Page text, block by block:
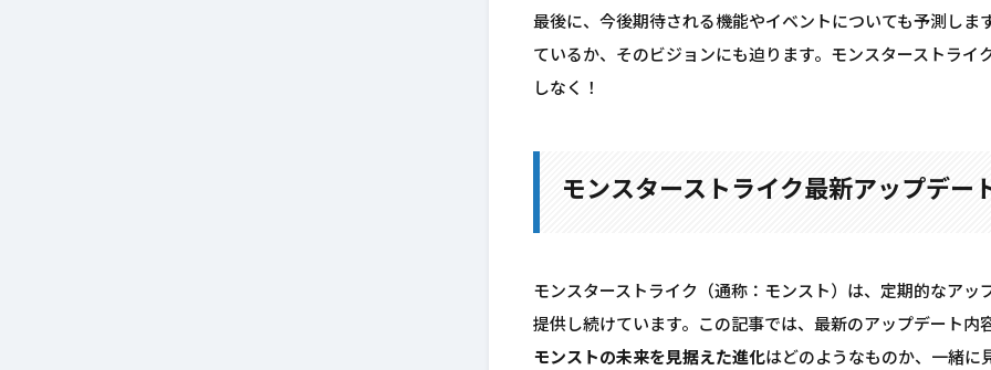
最後に、今後期待される機能やイベントについても予測しま
ているか、そのビジョンにも迫ります。モンスターストライ
しなく！
モンスターストライク最新アップデー
モンスターストライク（通称：モンスト）は、定期的なアッ
提供し続けています。この記事では、最新のアップデート内
モンストの未来を見据えた進化はどのようなものか、一緒に